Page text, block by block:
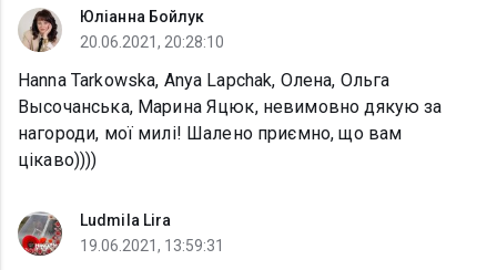
Юліанна Бойлук
20.06.2021, 20:28:10
Hanna Tarkowska, Anya Lapchak, Олена, Ольга
Высочанська, Марина Яцюк, невимовно дякую за
нагороди, мої милі! Шалено приємно, що вам
цікаво))))
Ludmila Lira
19.06.2021, 13:59:31